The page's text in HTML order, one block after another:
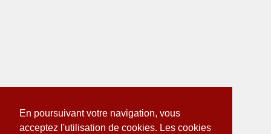
En poursuivant votre navigation, vous
acceptez l'utilisation de cookies. Les cookies